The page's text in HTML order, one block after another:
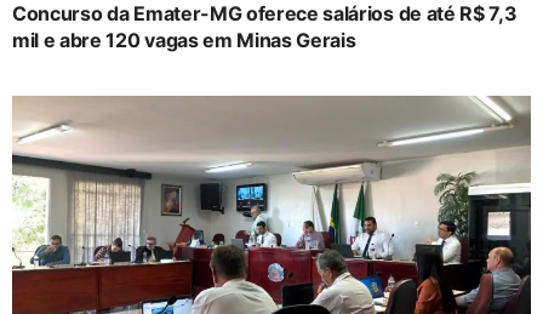
Concurso da Emater-MG oferece salários de até R$ 7,3
mil e abre 120 vagas em Minas Gerais